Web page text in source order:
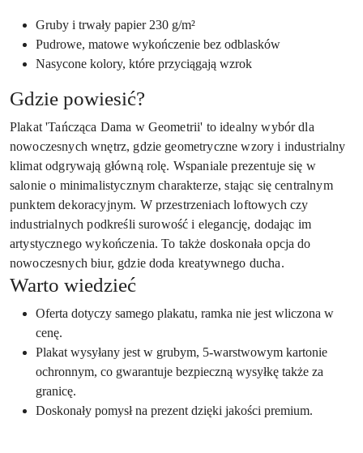
Gruby i trwały papier 230 g/m²
Pudrowe, matowe wykończenie bez odblasków
Nasycone kolory, które przyciągają wzrok
Gdzie powiesić?
Plakat 'Tańcząca Dama w Geometrii' to idealny wybór dla
nowoczesnych wnętrz, gdzie geometryczne wzory i industrialny
klimat odgrywają główną rolę. Wspaniale prezentuje się w
salonie o minimalistycznym charakterze, stając się centralnym
punktem dekoracyjnym. W przestrzeniach loftowych czy
industrialnych podkreśli surowość i elegancję, dodając im
artystycznego wykończenia. To także doskonała opcja do
nowoczesnych biur, gdzie doda kreatywnego ducha.
Warto wiedzieć
Oferta dotyczy samego plakatu, ramka nie jest wliczona w
cenę.
Plakat wysyłany jest w grubym, 5-warstwowym kartonie
ochronnym, co gwarantuje bezpieczną wysyłkę także za
granicę.
Doskonały pomysł na prezent dzięki jakości premium.